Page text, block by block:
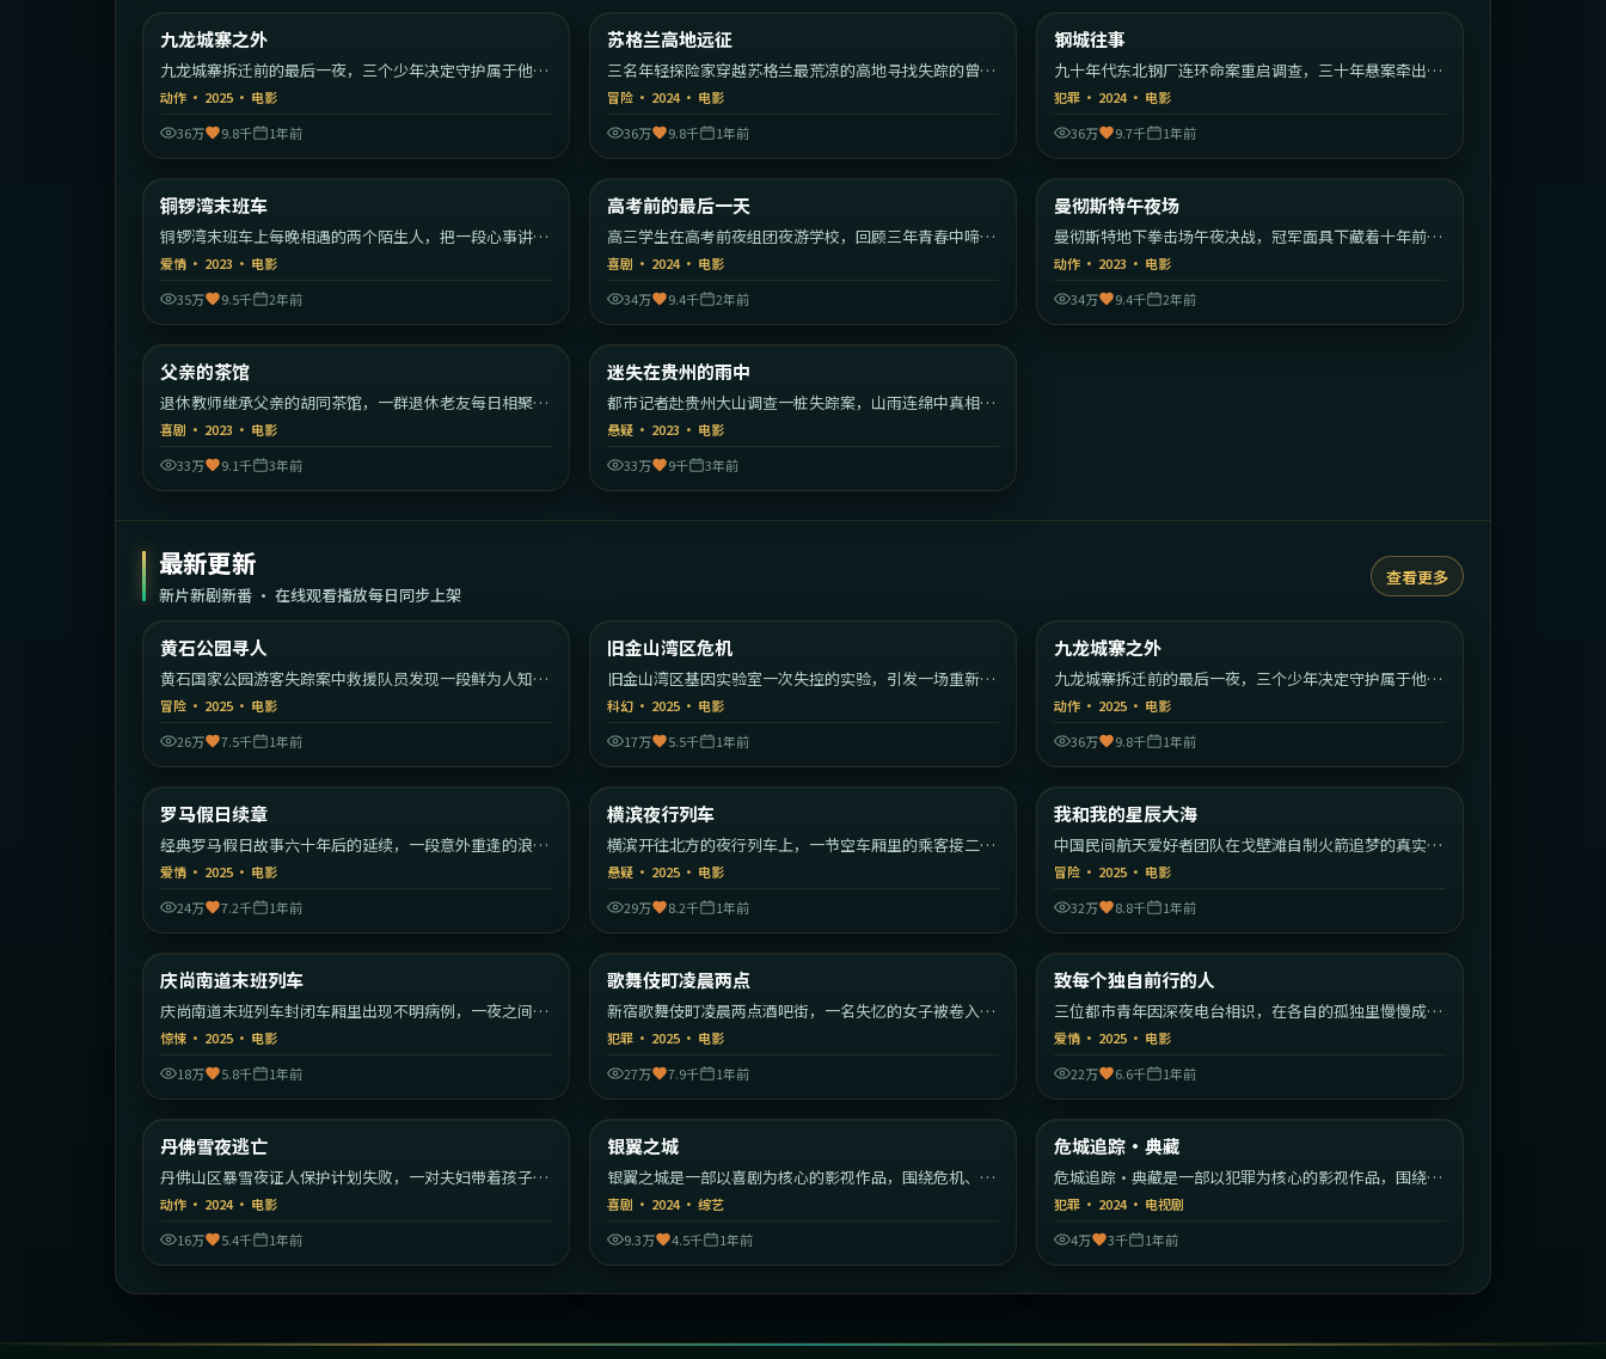
热门
九龙城寨之外
九龙城寨拆迁前的最后一夜，三个少年决定守护属于他们
的江湖。
动作· 2025· 电影
36万
9.8千 1年前
热门
苏格兰高地远征
三名年轻探险家穿越苏格兰最荒凉的高地寻找失踪的曾祖
父。
冒险· 2024· 电影
36万
9.8千 1年前
热门
钢城往事
九十年代东北钢厂连环命案重启调查，三十年悬案牵出整
座工业城的秘密。
犯罪 · 2024· 电影
36万
9.7千 1年前
热门
2:21:14
铜锣湾末班车
铜锣湾末班车上每晚相遇的两个陌生人，把一段心事讲了
七年。
爱情· 2023 · 电影
35万
9.5千 2年前
热门
1:47:13
高考前的最后一天
高三学生在高考前夜组团夜游学校，回顾三年青春中啼笑
皆非的瞬间。
喜剧 · 2024· 电影
34万
9.4千 2年前
热门
2:08:23
曼彻斯特午夜场
曼彻斯特地下拳击场午夜决战，冠军面具下藏着十年前的
逃亡者。
动作 · 2023 · 电影
34万
9.4千 2年前
热门
2:01:43
父亲的茶馆
退休教师继承父亲的胡同茶馆，一群退休老友每日相聚带
来啼笑皆非的故事。
喜剧 · 2023 · 电影
33万
9.1千 3年前
热门
2:03:26
迷失在贵州的雨中
都市记者赴贵州大山调查一桩失踪案，山雨连绵中真相与
传说渐渐重合。
悬疑· 2023 · 电影
33万
9千 3年前
最新更新
新片新剧新番 · 在线观看播放每日同步上架
查看更多
最新
黄石公园寻人
黄石国家公园游客失踪案中救援队员发现一段鲜为人知的
家族秘密。
冒险· 2025· 电影
26万
7.5千 1年前
最新
旧金山湾区危机
旧金山湾区基因实验室一次失控的实验，引发一场重新定
义人类的危机。
科幻· 2025· 电影
17万
5.5千 1年前
最新
1:52:26
九龙城寨之外
九龙城寨拆迁前的最后一夜，三个少年决定守护属于他们
的江湖。
动作 · 2025 · 电影
36万
9.8千 1年前
最新
罗马假日续章
经典罗马假日故事六十年后的延续，一段意外重逢的浪漫
旅程。
爱情· 2025· 电影
24万
7.2千 1年前
最新
横滨夜行列车
横滨开往北方的夜行列车上，一节空车厢里的乘客接二连
三消失。
悬疑· 2025· 电影
29万
8.2千 1年前
最新
我和我的星辰大海
中国民间航天爱好者团队在戈壁滩自制火箭追梦的真实改
编故事。
冒险 · 2025 · 电影
32万
8.8千 1年前
最新
庆尚南道末班列车
庆尚南道末班列车封闭车厢里出现不明病例，一夜之间秩
序崩塌。
惊悚· 2025· 电影
18万
5.8千 1年前
最新
歌舞伎町凌晨两点
新宿歌舞伎町凌晨两点酒吧街，一名失忆的女子被卷入帮
派权力斗争。
犯罪· 2025· 电影
27万
7.9千 1年前
最新
致每个独自前行的人
三位都市青年因深夜电台相识，在各自的孤独里慢慢成为
彼此的灯塔。
爱情 · 2025 · 电影
22万
6.6千 1年前
最新
丹佛雪夜逃亡
丹佛山区暴雪夜证人保护计划失败，一对夫妇带着孩子开
始绝命逃亡。
动作· 2024· 电影
16万
5.4千 1年前
最新
银翼之城
银翼之城是一部以喜剧为核心的影视作品，围绕危机、反
转与人物成长展开，整体节奏紧凑，值得推荐观看。
喜剧 · 2024· 综艺
9.3万
4.5千 1年前
最新
危城追踪·典藏
危城追踪·典藏是一部以犯罪为核心的影视作品，围绕危
机、反转与人物成长展开，整体节奏紧凑，值得推荐观
看。
犯罪 · 2024· 电视剧
4万
3千 1年前